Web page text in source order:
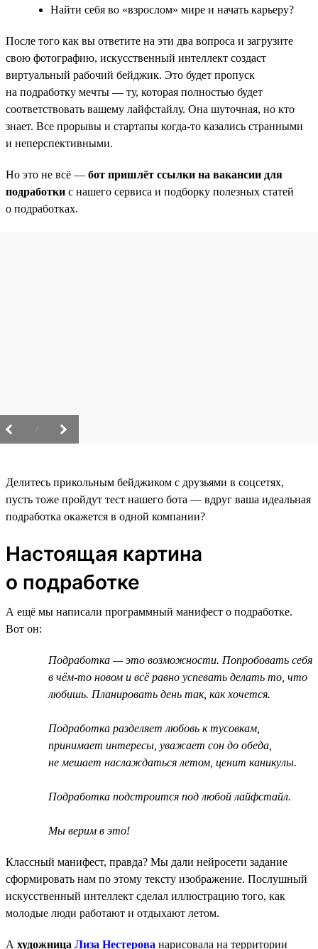
Найти себя во «взрослом» мире и начать карьеру?
После того как вы ответите на эти два вопроса и загрузите
свою фотографию, искусственный интеллект создаст
виртуальный рабочий бейджик. Это будет пропуск
на подработку мечты — ту, которая полностью будет
соответствовать вашему лайфстайлу. Она шуточная, но кто
знает. Все прорывы и стартапы когда-то казались странными
и неперспективными.
Но это не всё — бот пришлёт ссылки на вакансии для
подработки с нашего сервиса и подборку полезных статей
о подработках.
Делитесь прикольным бейджиком с друзьями в соцсетях,
пусть тоже пройдут тест нашего бота — вдруг ваша идеальная
подработка окажется в одной компании?
Настоящая картина
о подработке
А ещё мы написали программный манифест о подработке.
Вот он:
Подработка — это возможности. Попробовать себя
в чём-то новом и всё равно успевать делать то, что
любишь. Планировать день так, как хочется.
Подработка разделяет любовь к тусовкам,
принимает интересы, уважает сон до обеда,
не мешает наслаждаться летом, ценит каникулы.
Подработка подстроится под любой лайфстайл.
Мы верим в это!
Классный манифест, правда? Мы дали нейросети задание
сформировать нам по этому тексту изображение. Послушный
искусственный интеллект сделал иллюстрацию того, как
молодые люди работают и отдыхают летом.
А художница Лиза Нестерова нарисовала на территории